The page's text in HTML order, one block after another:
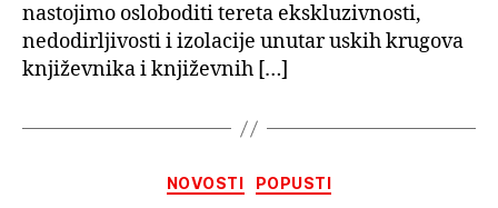
nastojimo osloboditi tereta ekskluzivnosti,
nedodirljivosti i izolacije unutar uskih krugova
književnika i književnih […]
Kategorije
NOVOSTI POPUSTI